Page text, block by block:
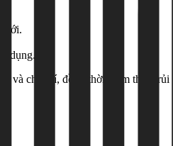
giới.
dụng.
và chi phí, đồng thời giảm thiểu rủi